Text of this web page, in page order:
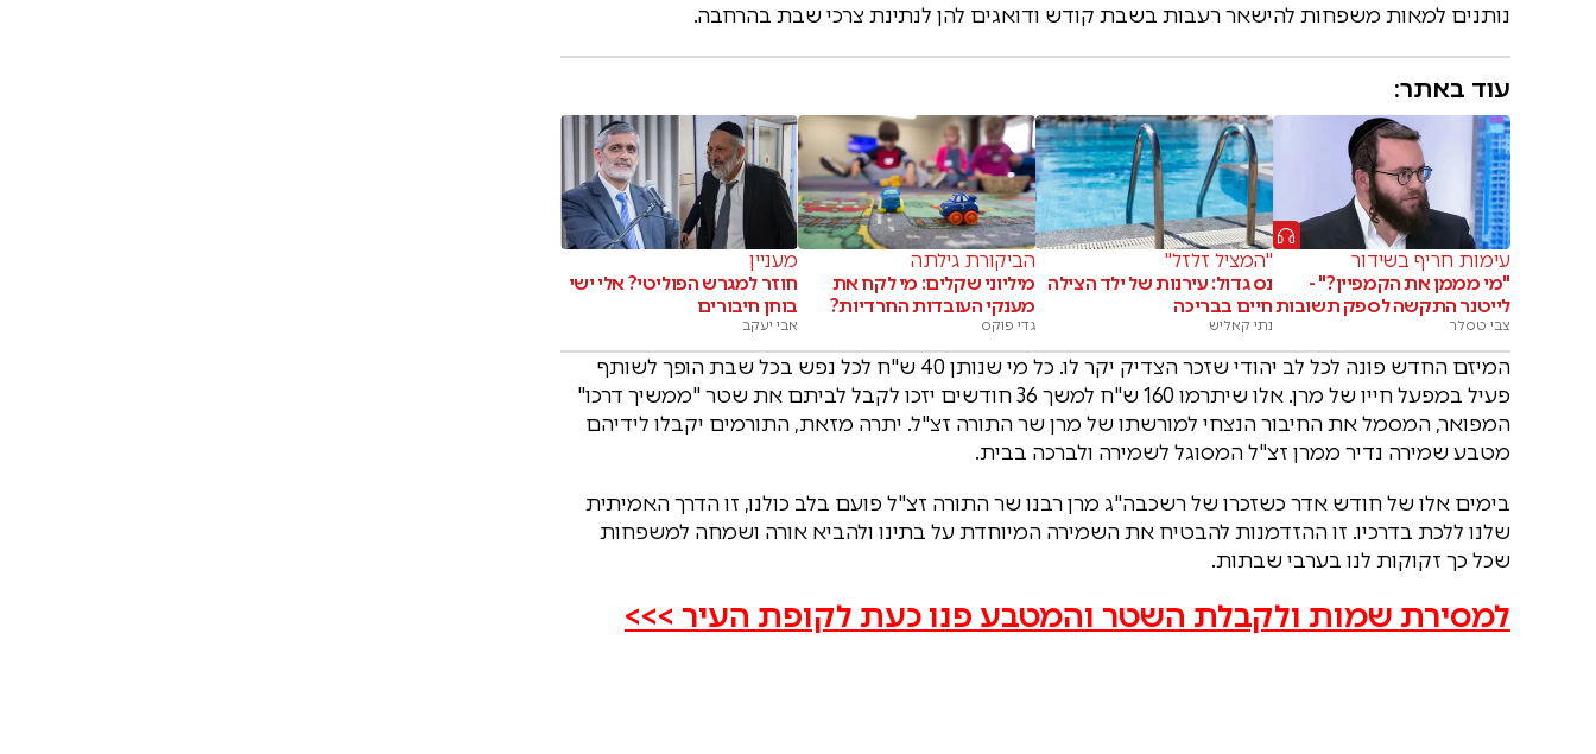
נותנים למאות משפחות להישאר רעבות בשבת קודש ודואגים להן לנתינת צרכי שבת בהרחבה.
עוד באתר:
עימות חריף בשידור
"מי מממן את הקמפיין?" -
לייטנר התקשה לספק תשובות
צבי טסלר
"המציל זלזל"
נס גדול: עירנות של ילד הצילה
חיים בבריכה
נתי קאליש
הביקורת גילתה
מיליוני שקלים: מי לקח את
מענקי העובדות החרדיות?
גדי פוקס
מעניין
חוזר למגרש הפוליטי? אלי ישי
בוחן חיבורים
אבי יעקב
המיזם החדש פונה לכל לב יהודי שזכר הצדיק יקר לו. כל מי שנותן 40 ש"ח לכל נפש בכל שבת הופך לשותף
פעיל במפעל חייו של מרן. אלו שיתרמו 160 ש"ח למשך 36 חודשים יזכו לקבל לביתם את שטר "ממשיך דרכו"
המפואר, המסמל את החיבור הנצחי למורשתו של מרן שר התורה זצ"ל. יתרה מזאת, התורמים יקבלו לידיהם
מטבע שמירה נדיר ממרן זצ"ל המסוגל לשמירה ולברכה בבית.
בימים אלו של חודש אדר כשזכרו של רשכבה"ג מרן רבנו שר התורה זצ"ל פועם בלב כולנו, זו הדרך האמיתית
שלנו ללכת בדרכיו. זו ההזדמנות להבטיח את השמירה המיוחדת על בתינו ולהביא אורה ושמחה למשפחות
שכל כך זקוקות לנו בערבי שבתות.
למסירת שמות ולקבלת השטר והמטבע פנו כעת לקופת העיר >>>